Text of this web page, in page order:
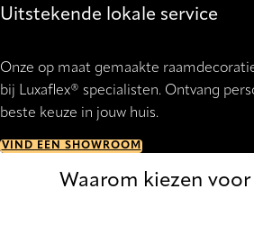
Uitstekende lokale service
Onze op maat gemaakte
bij Luxaflex® specialisten. Ontvang
beste keuze in jouw huis.
VIND EEN SHOWROOM
Waarom kiezen